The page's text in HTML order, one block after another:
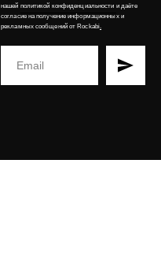
нашей политикой конфиденциальности и даёте
согласие на получение информационных и
рекламных сообщений от Rockabi